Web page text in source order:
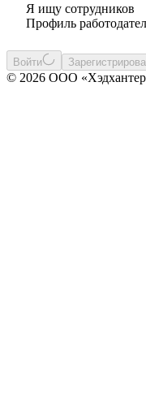
Я ищу сотрудников
Профиль
Войти
© 2026 ООО